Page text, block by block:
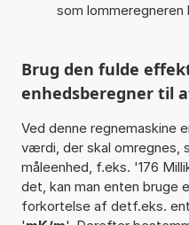
som lommeregneren
Brug den fulde
enhedsberegner til
Ved denne regnemaskine
værdi, der skal omregnes,
måleenhed, f.eks. '176
det, kan man enten bruge
forkortelse af detf.eks.